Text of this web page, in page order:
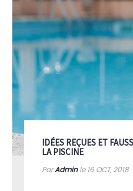
IDÉES REÇUES ET
LA PISCINE
ParAdminle 16 OCT, 2018